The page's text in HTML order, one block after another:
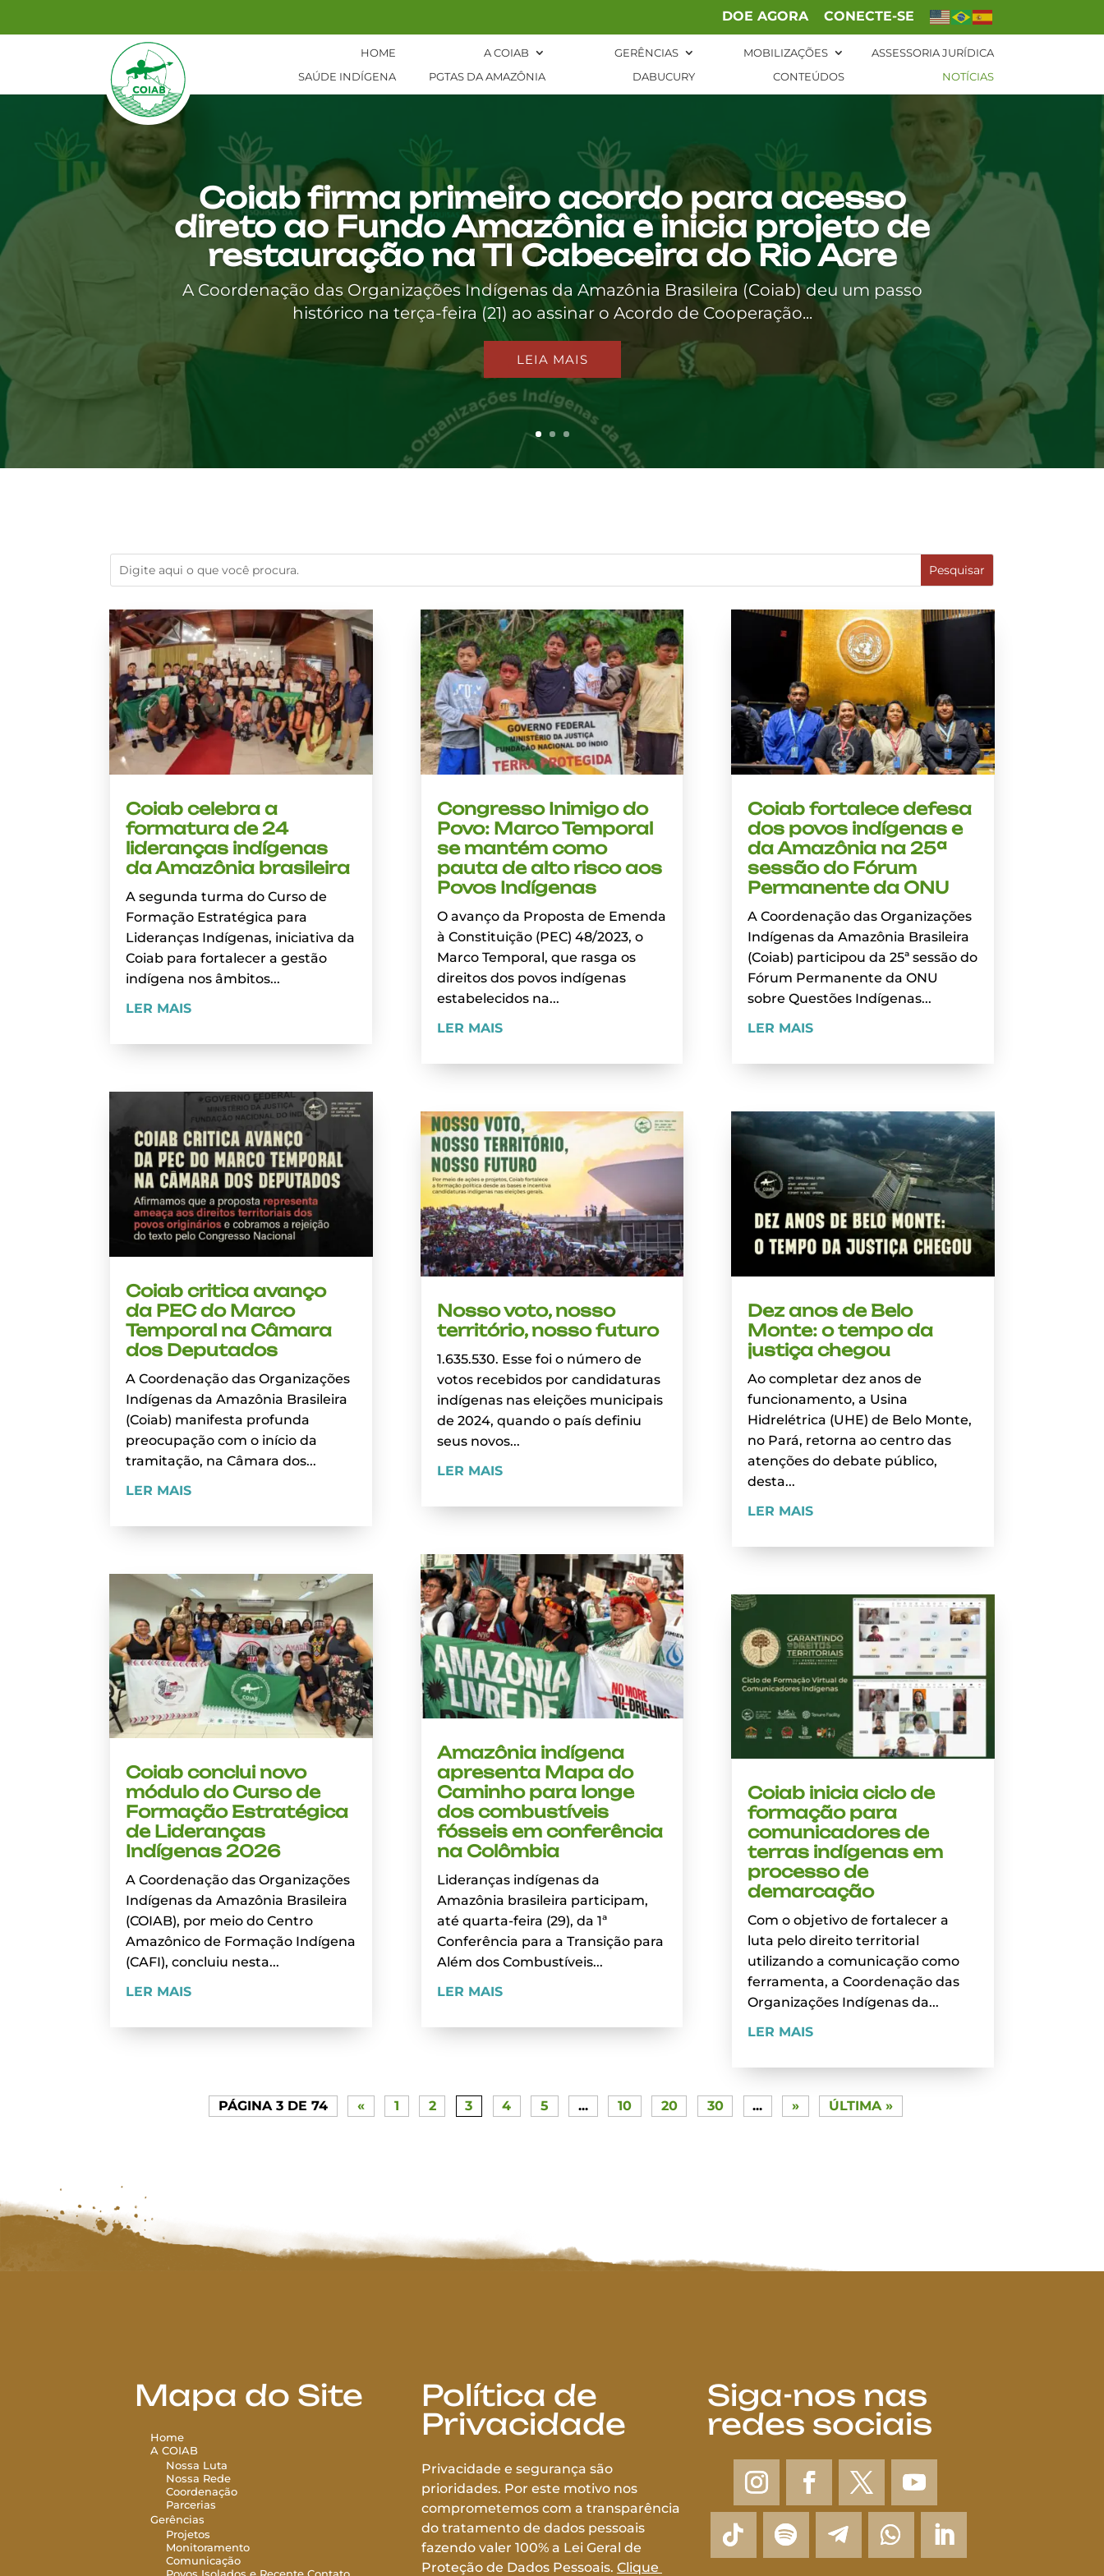
DOE AGORA CONECTE-SE
HOME A COIAB GERÊNCIAS MOBILIZAÇÕES
ASSESSORIA JURÍDICA
SAÚDE INDÍGENA
PGTAS DA AMAZÔNIA DABUCURY CONTEÚDOS NOTÍCIAS
Coiab firma primeiro acordo para acesso
direto ao Fundo Amazônia e inicia projeto de
restauração na TI Cabeceira do Rio Acre
A Coordenação das Organizações Indígenas da Amazônia Brasileira (Coiab) deu um passo
histórico na terça-feira (21) ao assinar o Acordo de Cooperação...
LEIA MAIS
Coiab celebra a
formatura de 24
lideranças indígenas
da Amazônia brasileira
A segunda turma do Curso de
Formação Estratégica para
Lideranças Indígenas, iniciativa da
Coiab para fortalecer a gestão
indígena nos âmbitos...
LER MAIS
Coiab critica avanço
da PEC do Marco
Temporal na Câmara
dos Deputados
A Coordenação das Organizações
Indígenas da Amazônia Brasileira
(Coiab) manifesta profunda
preocupação com o início da
tramitação, na Câmara dos...
LER MAIS
Coiab conclui novo
módulo do Curso de
Formação Estratégica
de Lideranças
Indígenas 2026
A Coordenação das Organizações
Indígenas da Amazônia Brasileira
(COIAB), por meio do Centro
Amazônico de Formação Indígena
(CAFI), concluiu nesta...
LER MAIS
Congresso Inimigo do
Povo: Marco Temporal
se mantém como
pauta de alto risco aos
Povos Indígenas
O avanço da Proposta de Emenda
à Constituição (PEC) 48/2023, o
Marco Temporal, que rasga os
direitos dos povos indígenas
estabelecidos na...
LER MAIS
Nosso voto, nosso
território, nosso futuro
1.635.530. Esse foi o número de
votos recebidos por candidaturas
indígenas nas eleições municipais
de 2024, quando o país definiu
seus novos...
LER MAIS
Amazônia indígena
apresenta Mapa do
Caminho para longe
dos combustíveis
fósseis em conferência
na Colômbia
Lideranças indígenas da
Amazônia brasileira participam,
até quarta-feira (29), da 1ª
Conferência para a Transição para
Além dos Combustíveis...
LER MAIS
Coiab fortalece defesa
dos povos indígenas e
da Amazônia na 25ª
sessão do Fórum
Permanente da ONU
A Coordenação das Organizações
Indígenas da Amazônia Brasileira
(Coiab) participou da 25ª sessão do
Fórum Permanente da ONU
sobre Questões Indígenas...
LER MAIS
Dez anos de Belo
Monte: o tempo da
justiça chegou
Ao completar dez anos de
funcionamento, a Usina
Hidrelétrica (UHE) de Belo Monte,
no Pará, retorna ao centro das
atenções do debate público,
desta...
LER MAIS
Coiab inicia ciclo de
formação para
comunicadores de
terras indígenas em
processo de
demarcação
Com o objetivo de fortalecer a
luta pelo direito territorial
utilizando a comunicação como
ferramenta, a Coordenação das
Organizações Indígenas da...
LER MAIS
Mapa do Site
Home
A COIAB
Nossa Luta
Nossa Rede
Coordenação
Parcerias
Gerências
Projetos
Monitoramento
Comunicação
Política de
Privacidade
Privacidade e segurança são
prioridades. Por este motivo nos
comprometemos com a transparência
do tratamento de dados pessoais
fazendo valer 100% a Lei Geral de
Proteção de Dados Pessoais. Clique
Siga-nos nas
redes sociais